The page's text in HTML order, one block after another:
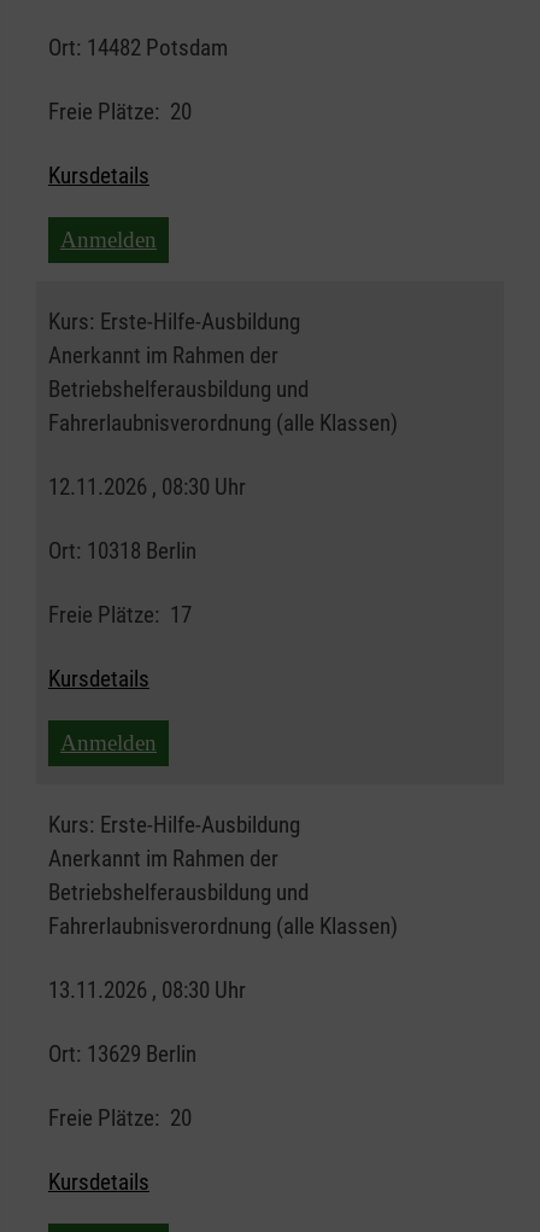
Ort: 14482 Potsdam
Freie Plätze: 20
Kursdetails
Anmelden
Kurs: Erste-Hilfe-Ausbildung
Anerkannt im Rahmen der
Betriebshelferausbildung und
Fahrerlaubnisverordnung (alle Klassen)
12.11.2026 , 08:30 Uhr
Ort: 10318 Berlin
Freie Plätze: 17
Kursdetails
Anmelden
Kurs: Erste-Hilfe-Ausbildung
Anerkannt im Rahmen der
Betriebshelferausbildung und
Fahrerlaubnisverordnung (alle Klassen)
13.11.2026 , 08:30 Uhr
Ort: 13629 Berlin
Freie Plätze: 20
Kursdetails